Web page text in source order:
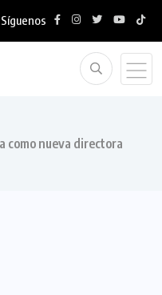
Síguenos
como nueva directora